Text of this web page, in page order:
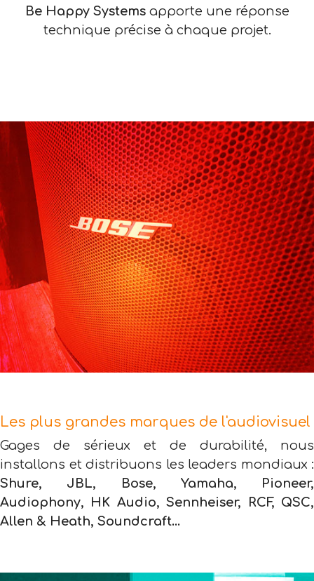
Be Happy Systemsapporte une réponse
technique précise à chaque projet.
Les plus grandes marques de l'audiovisuel
Gages de sérieux et de durabilité, nous
installons et distribuons les leaders mondiaux :
Shure, JBL, Bose, Yamaha, Pioneer,
Audiophony, HK Audio, Sennheiser, RCF, QSC,
Allen & Heath, Soundcraft...